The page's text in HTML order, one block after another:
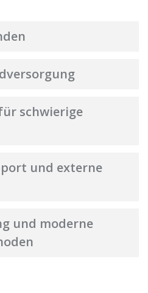
schwierige
und externe
und moderne